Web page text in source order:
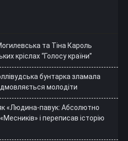
та Тіна Кароль
кріслах “Голосу країни”
бунтарка зламала
молодіти
«Людина-павук: Абсолютно
і переписав історію